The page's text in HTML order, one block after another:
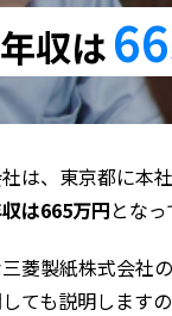
収は
は、東京都に本
は665万円となっ
菱製紙株式会社
ても説明します